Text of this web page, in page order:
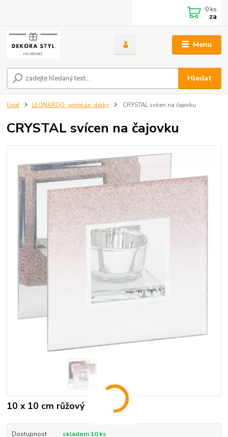
Menu
Hledat
0 ks
za
Úvod LEONARDO -porcelán, dárky CRYSTAL svícen na čajovku
CRYSTAL svícen na čajovku
10 x 10 cm růžový
Dostupnost skladem 10 ks